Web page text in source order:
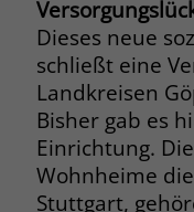
Dieses neue
schließt eine
Landkreisen
Bisher gab es
Einrichtung.
Wohnheime
Stuttgart,
Anbieter
Laufzeit
Zweck
allen
Anbieter
Laufzeit 90
User
Es